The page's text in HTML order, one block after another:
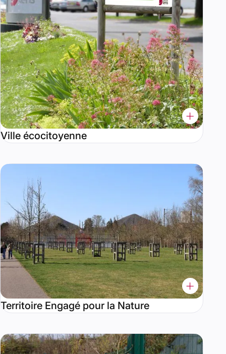
Ville écocitoyenne
Territoire Engagé pour la Nature